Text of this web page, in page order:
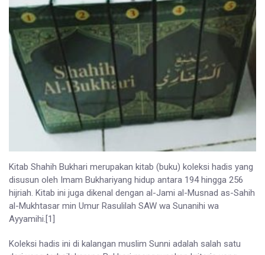
Kitab Shahih Bukhari merupakan kitab (buku) koleksi hadis yang
disusun oleh Imam Bukhariyang hidup antara 194 hingga 256
hijriah. Kitab ini juga dikenal dengan al-Jami al-Musnad as-Sahih
al-Mukhtasar min Umur Rasulilah SAW wa Sunanihi wa
Ayyamihi.[1]
Koleksi hadis ini di kalangan muslim Sunni adalah salah satu